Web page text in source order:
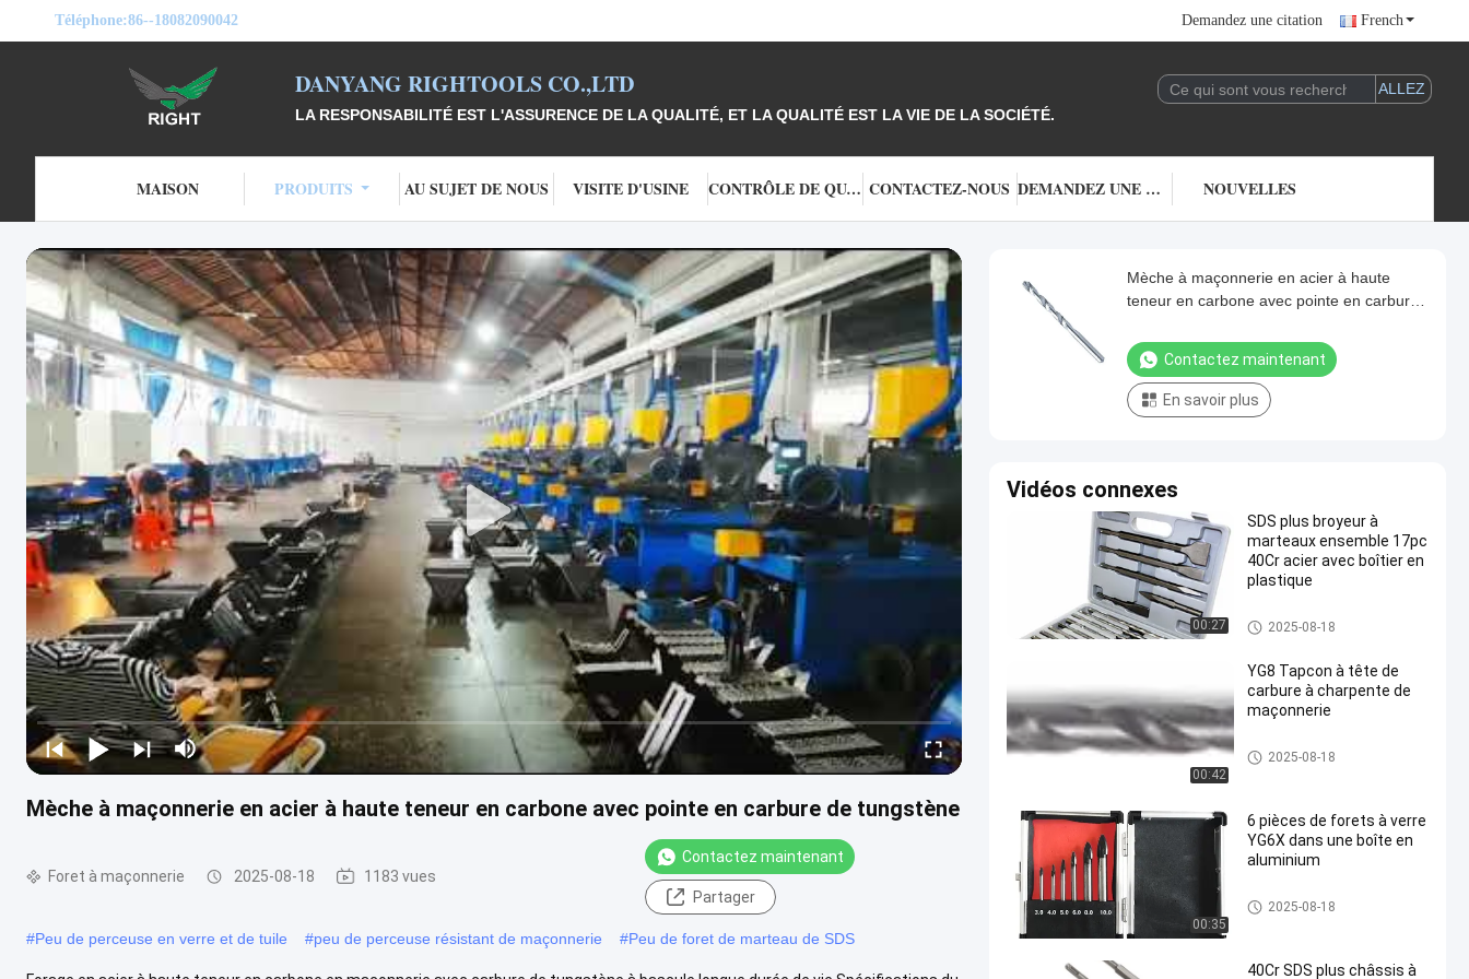
Téléphone:86--18082090042 Demandez une citation French
DANYANG RIGHTOOLS CO.,LTD
LA RESPONSABILITÉ EST L'ASSURENCE DE LA QUALITÉ, ET LA QUALITÉ EST LA VIE DE LA SOCIÉTÉ.
MAISON PRODUITS AU SUJET DE NOUS VISITE D'USINE CONTRÔLE DE QUALITÉ CONTACTEZ-NOUS DEMANDEZ UNE CITATION NOUVELLES
Mèche à maçonnerie en acier à haute teneur en carbone avec pointe en carbure de tungstène
Foret à maçonnerie 2025-08-18 1183 vues
Contactez maintenant
Partager
#Peu de perceuse en verre et de tuile #peu de perceuse résistant de maçonnerie #Peu de foret de marteau de SDS
Mèche à maçonnerie en acier à haute
teneur en carbone avec pointe en carbure
Contactez maintenant
En savoir plus
Vidéos connexes
00:27
SDS plus broyeur à
marteaux ensemble 17pc
40Cr acier avec boîtier en
plastique
Foret à maçonnerie
2025-08-18
00:42
YG8 Tapcon à tête de
carbure à charpente de
maçonnerie
Foret à maçonnerie
2025-08-18
00:35
6 pièces de forets à verre
YG6X dans une boîte en
aluminium
Foret à maçonnerie
2025-08-18
40Cr SDS plus châssis à